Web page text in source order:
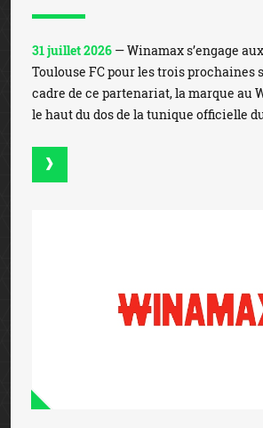
31 juillet 2026 — Winamax s’engage
Toulouse FC pour les trois prochaines
cadre de ce partenariat, la marque au
le haut du dos de la tunique officielle